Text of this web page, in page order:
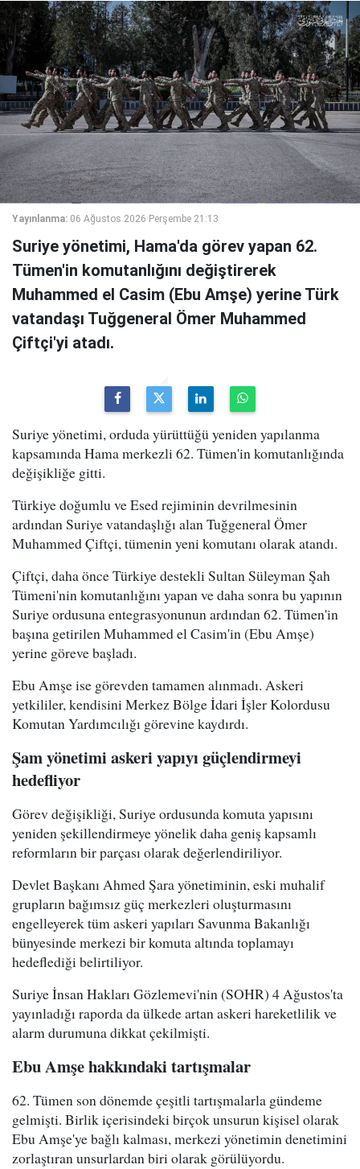
Yayınlanma: 06 Ağustos 2026 Perşembe 21:13
Suriye yönetimi, Hama'da görev yapan 62.
Tümen'in komutanlığını değiştirerek
Muhammed el Casim (Ebu Amşe) yerine Türk
vatandaşı Tuğgeneral Ömer Muhammed
Çiftçi'yi atadı.
Suriye yönetimi, orduda yürüttüğü yeniden yapılanma
kapsamında Hama merkezli 62. Tümen'in komutanlığında
değişikliğe gitti.
Türkiye doğumlu ve Esed rejiminin devrilmesinin
ardından Suriye vatandaşlığı alan Tuğgeneral Ömer
Muhammed Çiftçi, tümenin yeni komutanı olarak atandı.
Çiftçi, daha önce Türkiye destekli Sultan Süleyman Şah
Tümeni'nin komutanlığını yapan ve daha sonra bu yapının
Suriye ordusuna entegrasyonunun ardından 62. Tümen'in
başına getirilen Muhammed el Casim'in (Ebu Amşe)
yerine göreve başladı.
Ebu Amşe ise görevden tamamen alınmadı. Askeri
yetkililer, kendisini Merkez Bölge İdari İşler Kolordusu
Komutan Yardımcılığı görevine kaydırdı.
Şam yönetimi askeri yapıyı güçlendirmeyi
hedefliyor
Görev değişikliği, Suriye ordusunda komuta yapısını
yeniden şekillendirmeye yönelik daha geniş kapsamlı
reformların bir parçası olarak değerlendiriliyor.
Devlet Başkanı Ahmed Şara yönetiminin, eski muhalif
grupların bağımsız güç merkezleri oluşturmasını
engelleyerek tüm askeri yapıları Savunma Bakanlığı
bünyesinde merkezi bir komuta altında toplamayı
hedeflediği belirtiliyor.
Suriye İnsan Hakları Gözlemevi'nin (SOHR) 4 Ağustos'ta
yayınladığı raporda da ülkede artan askeri hareketlilik ve
alarm durumuna dikkat çekilmişti.
Ebu Amşe hakkındaki tartışmalar
62. Tümen son dönemde çeşitli tartışmalarla gündeme
gelmişti. Birlik içerisindeki birçok unsurun kişisel olarak
Ebu Amşe'ye bağlı kalması, merkezi yönetimin denetimini
zorlaştıran unsurlardan biri olarak görülüyordu.